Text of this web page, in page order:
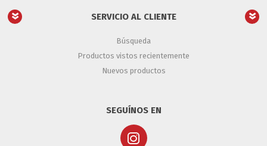
SERVICIO AL CLIENTE
Búsqueda
Productos vistos recientemente
Nuevos productos
SEGUÍNOS EN